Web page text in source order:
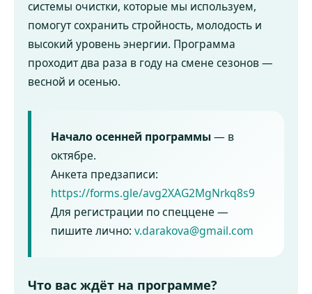
системы очистки, которые мы используем,
помогут сохранить стройность, молодость и
высокий уровень энергии. Программа
проходит два раза в году на смене сезонов —
весной и осенью.
Начало осенней программы— в
октябре.
Анкета предзаписи:
https://forms.gle/avg2XAG2MgNrkq8s9
Для регистрации по спеццене —
пишите лично: v.darakova@gmail.com
Что вас ждёт на программе?